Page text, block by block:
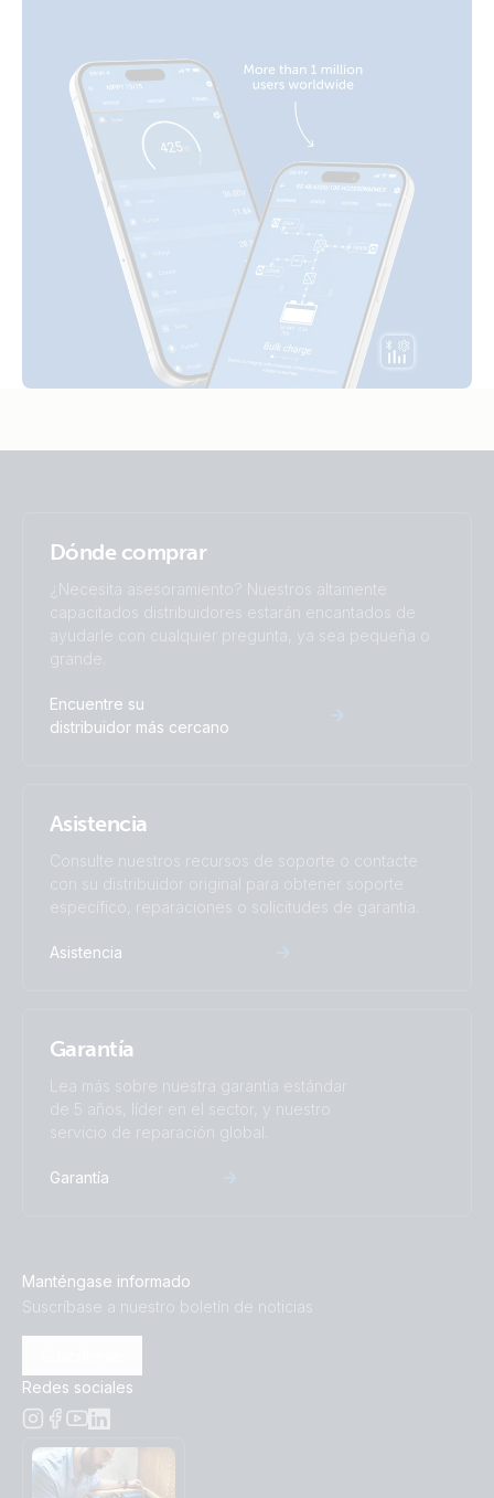
Orion-Tr-Smart 12/12-30A (360W) Non-isolated DC-
DC charger (top)
MultiPlus-II 3kVA 120VAC 12VDC 2x200Ah Li-NG VE.Bus
BMS-NG Cerbo GX Touch-50 SBP-220 generator MPPT
100/50 Orion XS BMV-712
MultiPlus-II 3kVA 120VAC 12VDC 2x300Ah Li-NG Lynx Class-
T Smart BMS-NG Distributor Cerbo GX Touch-50 SBP-220
generator MPPT 100/50 Orion XS
MultiPlus-II 3kVA 2x120VAC 12VDC 2x200Ah Li-NG Lynx
Smart BMS NG Cerbo GX Touch-50 SBP-220 generator
MPPT 100/50 Orion XS
Smarts
MultiPlus-II 3kW 2x120VAC 12VDC 400Ah Li VE.Bus BMS
BMS & distributors Cerbo GX touch generator MPPT Orion
Tr Smarts
Dónde comprar
¿Necesita asesoramiento? Nuestros altamente
capacitados distribuidores estarán encantados de
ayudarle con cualquier pregunta, ya sea pequeña o
grande.
Encuentre su
distribuidor más cercano
Asistencia
Consulte nuestros recursos de soporte o contacte
con su distribuidor original para obtener soporte
específico, reparaciones o solicitudes de garantía.
Asistencia
Garantía
Lea más sobre nuestra garantía estándar
de 5 años, líder en el sector, y nuestro
servicio de reparación global.
Garantía
Manténgase informado
Suscríbase a nuestro boletín de noticias
Redes sociales